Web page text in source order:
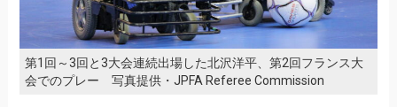
第1回～3回と3大会連続出場した北沢洋平、第2回フランス大
会でのプレー 写真提供・JPFA Referee Commission